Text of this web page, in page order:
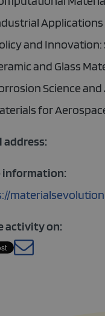
and
and Glass
Science
for
address:
information:
activity on: